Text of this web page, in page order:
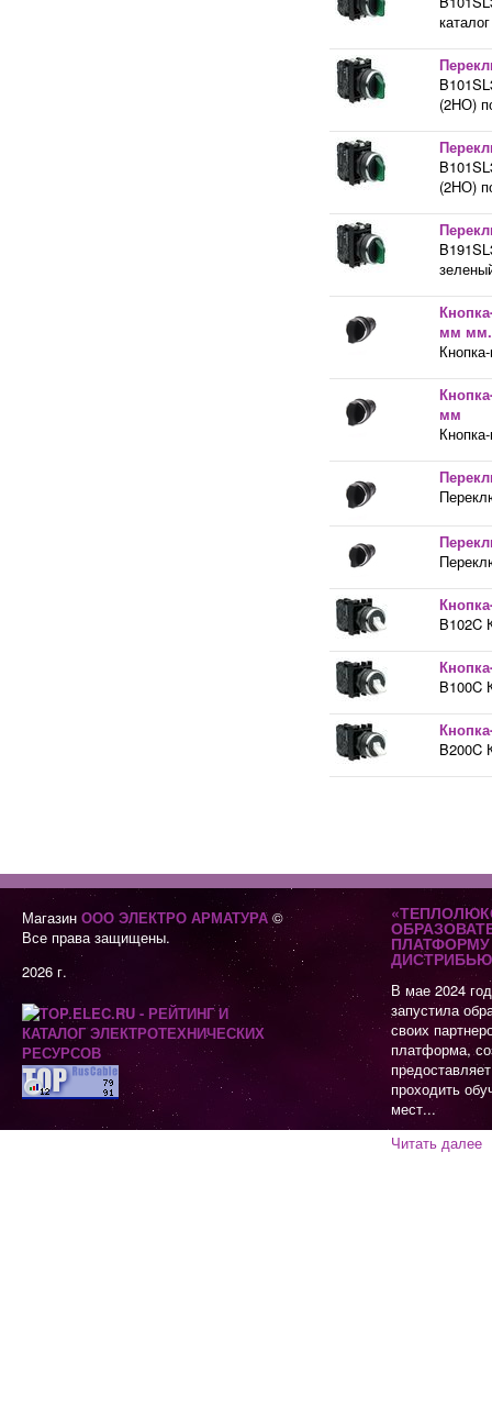
каталог
(2НО)
(2НО)
мм мм.
мм
B102C
B100C
B200C
Магазин ООО ЭЛЕКТРО АРМАТУРА©
Все права защищены.
2026 г.
В мае 2024
запустила
своих
платформа,
проходить
мест...
Читать далее